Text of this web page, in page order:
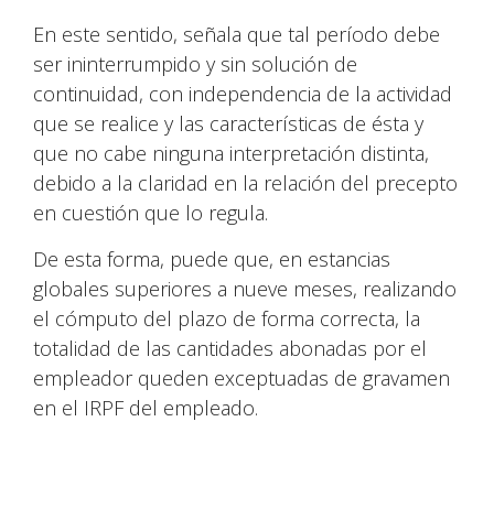
En este sentido, señala que tal período debe
ser ininterrumpido y sin solución de
continuidad, con independencia de la actividad
que se realice y las características de ésta y
que no cabe ninguna interpretación distinta,
debido a la claridad en la relación del precepto
en cuestión que lo regula.
De esta forma, puede que, en estancias
globales superiores a nueve meses, realizando
el cómputo del plazo de forma correcta, la
totalidad de las cantidades abonadas por el
empleador queden exceptuadas de gravamen
en el IRPF del empleado.